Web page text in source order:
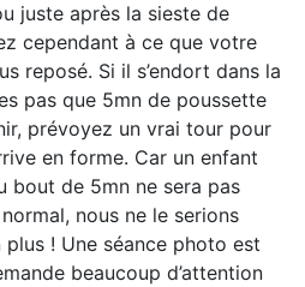
juste après la sieste de
cependant à ce que votre
reposé. Si il s’endort dans la
pas que 5mn de poussette
prévoyez un vrai tour pour
en forme. Car un enfant
bout de 5mn ne sera pas
normal, nous ne le serions
plus ! Une séance photo est
beaucoup d’attention